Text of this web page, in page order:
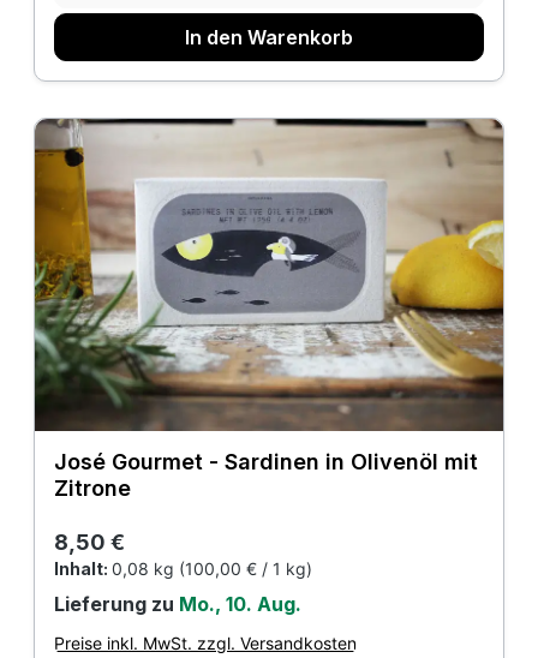
In den Warenkorb
José Gourmet - Sardinen in Olivenöl mit
Zitrone
Regulärer Preis:
8,50 €
Inhalt: 0,08 kg (100,00 € / 1 kg)
Lieferung zu Mo., 10. Aug.
Preise inkl. MwSt. zzgl. Versandkosten